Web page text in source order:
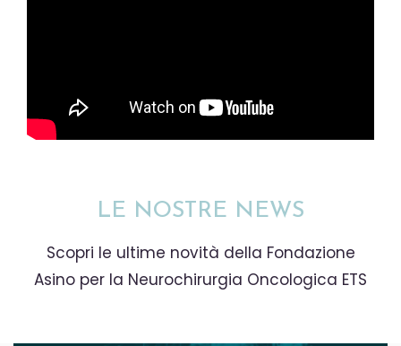
LE NOSTRE NEWS
Scopri le ultime novità della Fondazione
Asino per la Neurochirurgia Oncologica ETS